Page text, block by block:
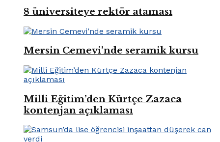
8 üniversiteye rektör ataması
Mersin Cemevi’nde seramik kursu
Milli Eğitim’den Kürtçe Zazaca
kontenjan açıklaması